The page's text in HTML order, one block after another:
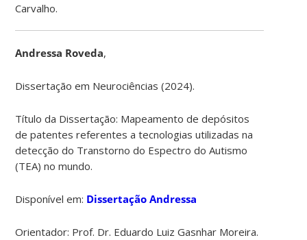
Carvalho.
Andressa Roveda,
Dissertação em Neurociências (2024).
Título da Dissertação: Mapeamento de depósitos
de patentes referentes a tecnologias utilizadas na
detecção do Transtorno do Espectro do Autismo
(TEA) no mundo.
Disponível em: Dissertação Andressa
Orientador: Prof. Dr. Eduardo Luiz Gasnhar Moreira.